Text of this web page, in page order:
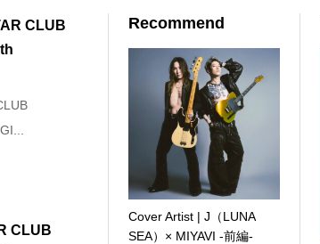
CLUB
CLUB
Recommend
Cover Artist | J（LUNA
SEA）× MIYAVI -前編-